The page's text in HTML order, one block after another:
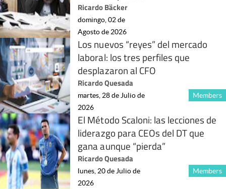
Ricardo Bäcker
domingo, 02 de
Agosto de 2026
Los nuevos “reyes” del mercado
laboral: los tres perfiles que
desplazaron al CFO
Ricardo Quesada
Members
martes, 28 de Julio de
2026
El Método Scaloni: las lecciones de
liderazgo para CEOs del DT que
gana aunque “pierda”
Ricardo Quesada
Members
lunes, 20 de Julio de
2026